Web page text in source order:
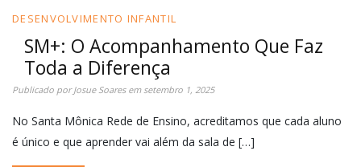
DESENVOLVIMENTO INFANTIL
SM+: O Acompanhamento Que Faz
Toda a Diferença
Publicado porJosue Soaresem setembro 1, 2025
No Santa Mônica Rede de Ensino, acreditamos que cada aluno
é único e que aprender vai além da sala de […]